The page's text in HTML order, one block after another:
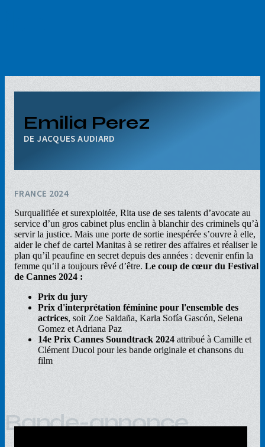
Emilia Perez
JACQUES AUDIARD
FRANCE 2024
Surqualifiée et surexploitée, Rita use de ses talents d’avocate au
service d’un gros cabinet plus enclin à blanchir des criminels qu’à
servir la justice. Mais une porte de sortie inespérée s’ouvre à elle,
aider le chef de cartel Manitas à se retirer des affaires et réaliser le
plan qu’il peaufine en secret depuis des années : devenir enfin la
femme qu’il a toujours rêvé d’être. Le coup de cœur du Festival
de Cannes 2024 :
Prix du jury
Prix d'interprétation féminine pour l'ensemble des
actrices, soit Zoe Saldaña, Karla Sofía Gascón, Selena
Gomez et Adriana Paz
14e Prix Cannes Soundtrack 2024 attribué à Camille et
Clément Ducol pour les bande originale et chansons du
film
Bande-annonce